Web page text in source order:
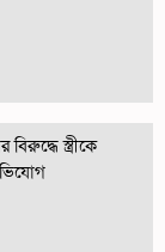
স্ত্রীকে